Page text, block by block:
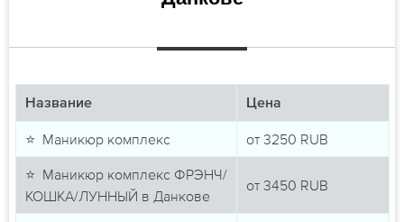
Название Цена
⭐ Маникюр комплекс от 3250 RUB
⭐ Маникюр комплекс ФРЭНЧ/
КОШКА/ЛУННЫЙ в Данкове
от 3450 RUB